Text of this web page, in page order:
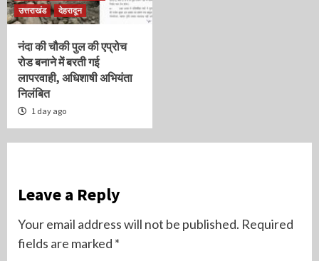
उत्तराखंड
देहरादून
नंदा की चौकी पुल की एप्रोच
रोड बनाने में बरती गई
लापरवाही, अधिशाषी अभियंता
निलंबित
1 day ago
Leave a Reply
Your email address will not be published. Required
fields are marked *